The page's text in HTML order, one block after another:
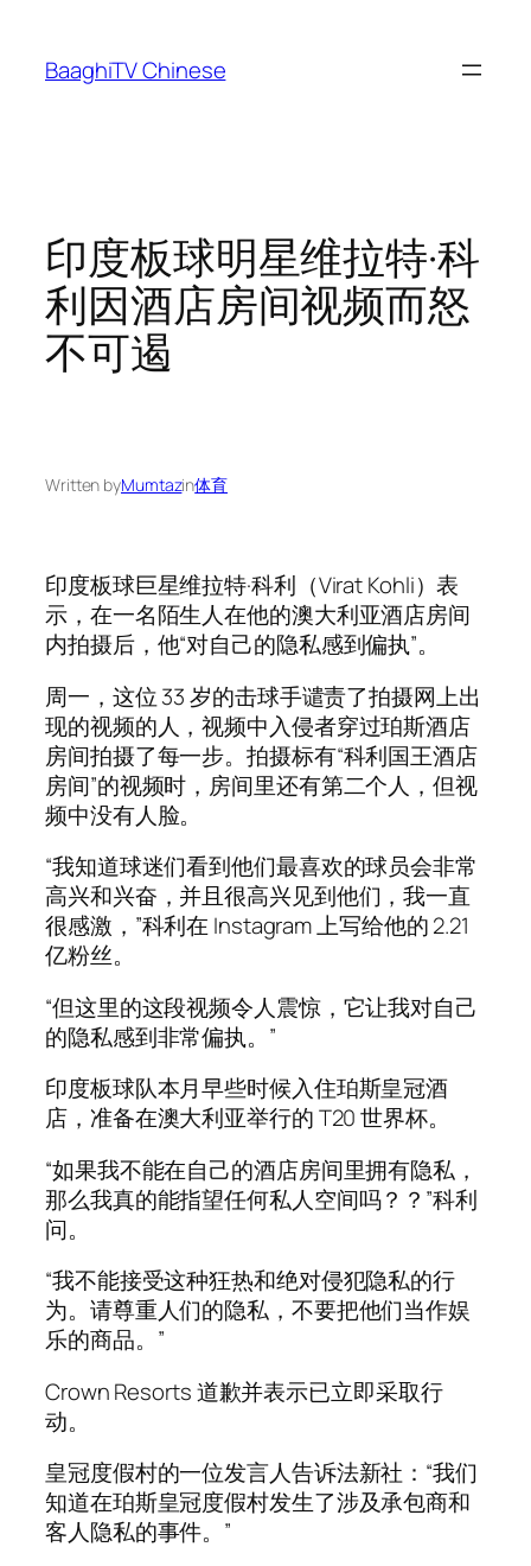
content
BaaghiTV Chinese
印度板球明星维拉特·科
利因酒店房间视频而怒
不可遏
Written byMumtazin体育
印度板球巨星维拉特·科利（Virat Kohli）表
示，在一名陌生人在他的澳大利亚酒店房间
内拍摄后，他“对自己的隐私感到偏执”。
周一，这位 33 岁的击球手谴责了拍摄网上出
现的视频的人，视频中入侵者穿过珀斯酒店
房间拍摄了每一步。拍摄标有“科利国王酒店
房间”的视频时，房间里还有第二个人，但视
频中没有人脸。
“我知道球迷们看到他们最喜欢的球员会非常
高兴和兴奋，并且很高兴见到他们，我一直
很感激，”科利在 Instagram 上写给他的 2.21
亿粉丝。
“但这里的这段视频令人震惊，它让我对自己
的隐私感到非常偏执。”
印度板球队本月早些时候入住珀斯皇冠酒
店，准备在澳大利亚举行的 T20 世界杯。
“如果我不能在自己的酒店房间里拥有隐私，
那么我真的能指望任何私人空间吗？？”科利
问。
“我不能接受这种狂热和绝对侵犯隐私的行
为。请尊重人们的隐私，不要把他们当作娱
乐的商品。”
Crown Resorts 道歉并表示已立即采取行
动。
皇冠度假村的一位发言人告诉法新社：“我们
知道在珀斯皇冠度假村发生了涉及承包商和
客人隐私的事件。”